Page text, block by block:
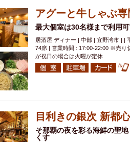
アグーと牛しゃぶ
最大個室は30名様まで利用
居酒屋 ディナー | 中部 | 宜野湾市 | |
74席 | 営業時間 : 17:00-22:00 ※売
が祝日の場合は火曜が定休
目利きの銀次 新都
そ那覇の夜を彩る海鮮の聖
くす